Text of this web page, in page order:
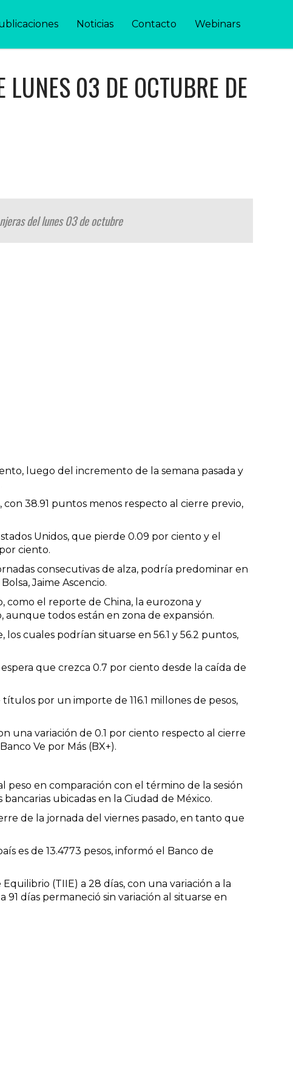
Noticias Contacto Webinars
LUNES 03 DE OCTUBRE DE
del lunes 03 de octubre
luego del incremento de la semana pasada y
con 38.91 puntos menos respecto al cierre previo,
Unidos, que pierde 0.09 por ciento y el
ciento.
consecutivas de alza, podría predominar en
Jaime Ascencio.
el reporte de China, la eurozona y
todos están en zona de expansión.
cuales podrían situarse en 56.1 y 56.2 puntos,
que crezca 0.7 por ciento desde la caída de
por un importe de 116.1 millones de pesos,
una variación de 0.1 por ciento respecto al cierre
Ve por Más (BX+).
peso en comparación con el término de la sesión
ubicadas en la Ciudad de México.
de la jornada del viernes pasado, en tanto que
es de 13.4773 pesos, informó el Banco de
(TIIE) a 28 días, con una variación a la
días permaneció sin variación al situarse en